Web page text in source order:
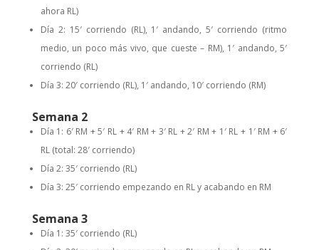
ahora RL)
Día 2: 15′ corriendo (RL), 1′ andando, 5′ corriendo (ritmo
medio, un poco más vivo, que cueste – RM), 1′ andando, 5′
corriendo (RL)
Día 3: 20′ corriendo (RL), 1′ andando, 10′ corriendo (RM)
Semana 2
Día 1: 6′ RM + 5′ RL + 4′ RM + 3′ RL + 2′ RM + 1′ RL + 1′ RM + 6′
RL (total: 28′ corriendo)
Día 2: 35′ corriendo (RL)
Día 3: 25′ corriendo empezando en RL y acabando en RM
Semana 3
Día 1: 35′ corriendo (RL)